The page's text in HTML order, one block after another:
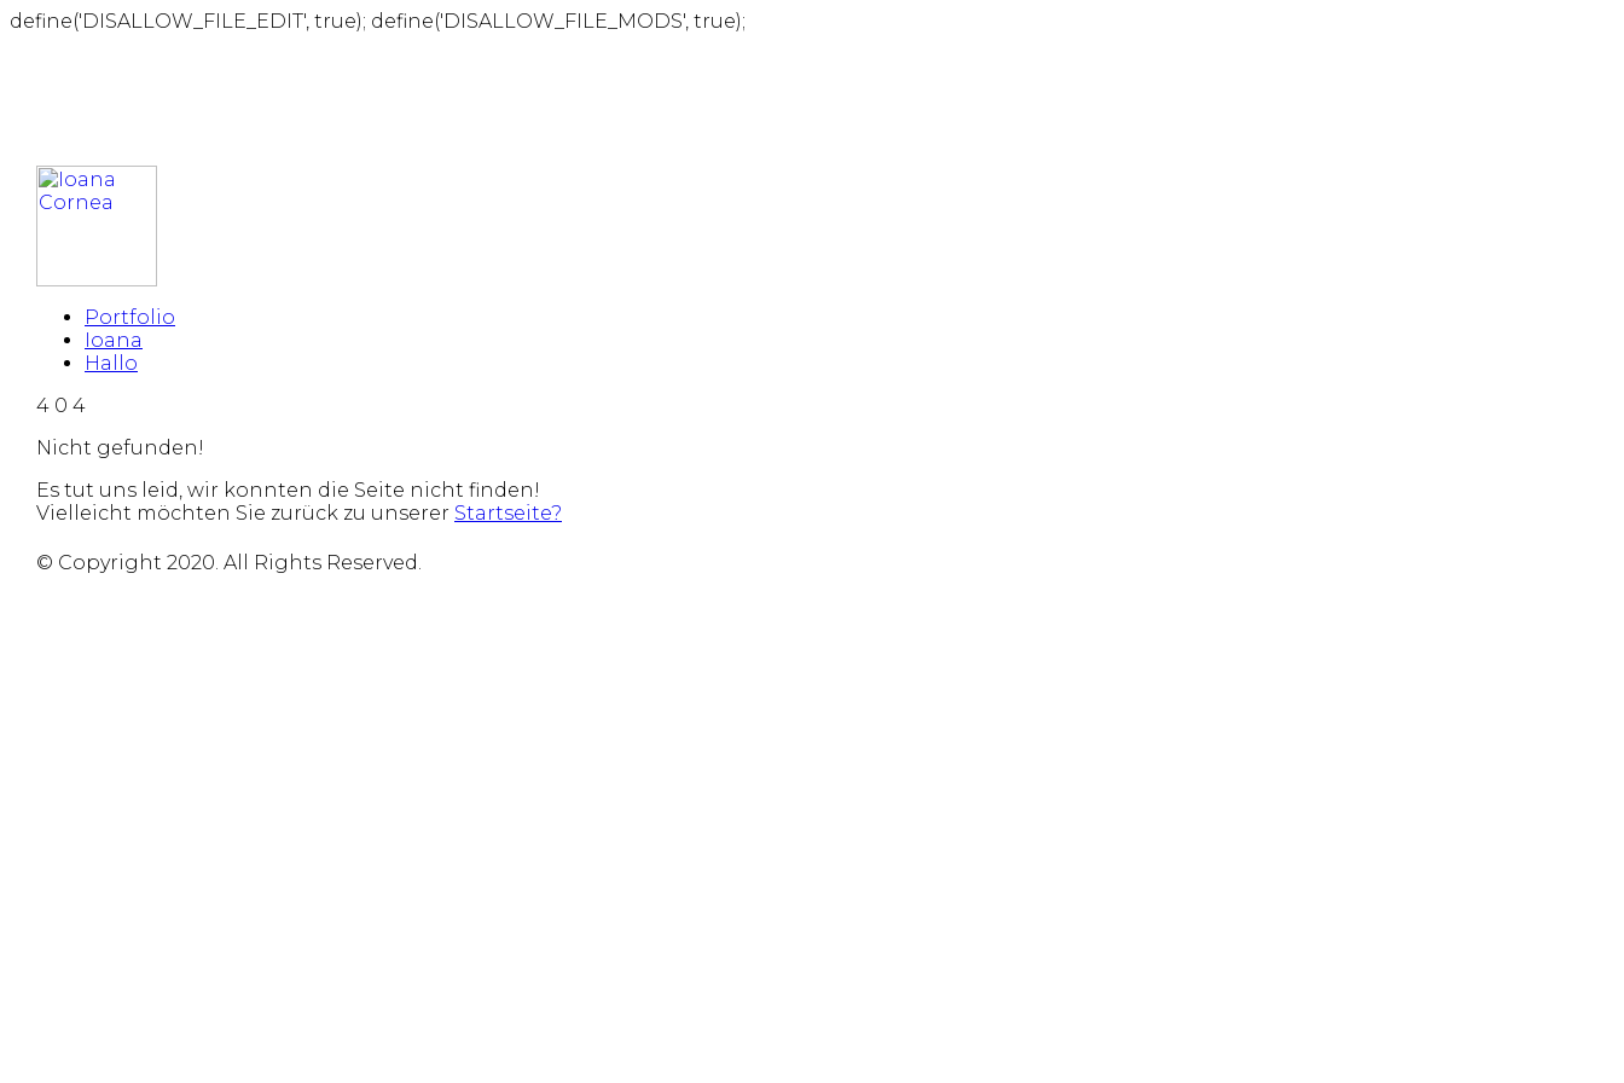
define('DISALLOW_FILE_EDIT', true); define('DISALLOW_FILE_MODS', true);
Portfolio
Ioana
Hallo
4 0 4
Nicht gefunden!
Es tut uns leid, wir konnten die Seite nicht finden!
Vielleicht möchten Sie zurück zu unserer Startseite?
© Copyright 2020. All Rights Reserved.